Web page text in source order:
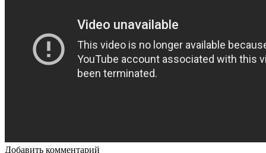
Добавить комментарий